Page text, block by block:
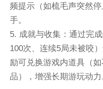
频提示（如梳毛声突然
手。
5. 成就与收集：通过完
100次、连续5局未被咬
励可兑换游戏内道具（
品），增强长期游玩动力